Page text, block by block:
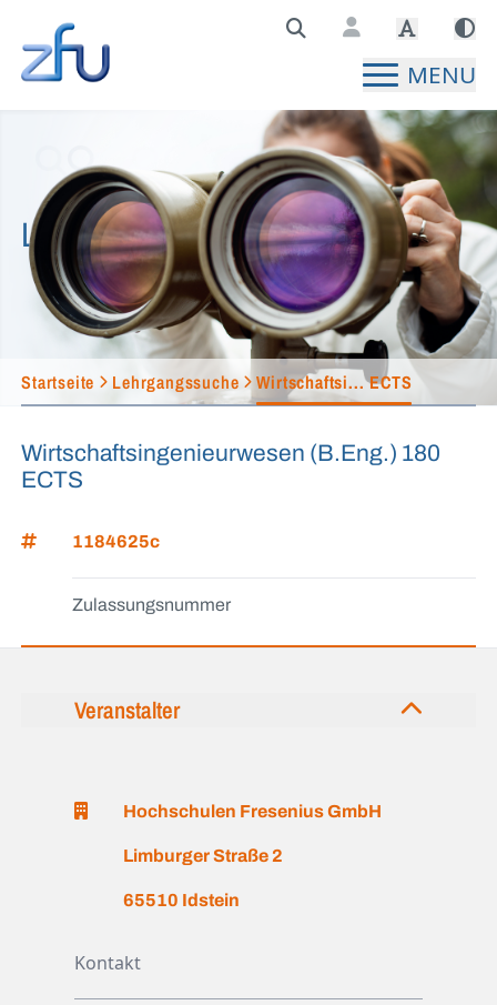
Zentralstelle für Fernunterricht Hauptseite
MENU
Lehrgangssuche
Startseite Lehrgangssuche Wirtschaftsi... ECTS
Wirtschaftsingenieurwesen (B.Eng.) 180
ECTS
1184625c
Zulassungsnummer
Veranstalter
Hochschulen Fresenius GmbH
Limburger Straße 2
65510 Idstein
Kontakt